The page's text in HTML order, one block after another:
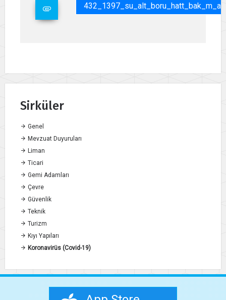
Sirküler
Genel
Mevzuat Duyuruları
Liman
Ticari
Gemi Adamları
Çevre
Güvenlik
Teknik
Turizm
Kıyı Yapıları
Koronavirüs (Covid-19)